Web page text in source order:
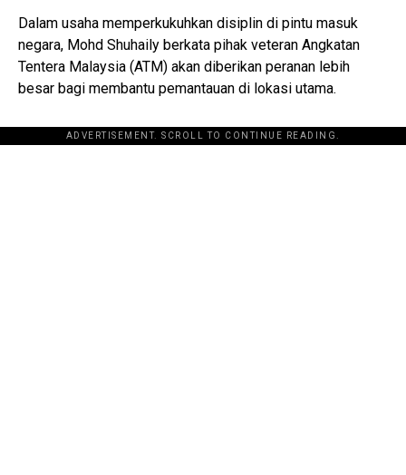
Dalam usaha memperkukuhkan disiplin di pintu masuk
negara, Mohd Shuhaily berkata pihak veteran Angkatan
Tentera Malaysia (ATM) akan diberikan peranan lebih
besar bagi membantu pemantauan di lokasi utama.
ADVERTISEMENT. SCROLL TO CONTINUE READING.